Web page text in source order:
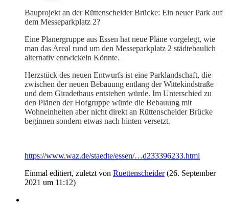
Bauprojekt an der Rüttenscheider Brücke: Ein neuer Park auf
dem Messeparkplatz 2?
Eine Planergruppe aus Essen hat neue Pläne vorgelegt, wie
man das Areal rund um den Messeparkplatz 2 städtebaulich
alternativ entwickeln Könnte.
Herzstück des neuen Entwurfs ist eine Parklandschaft, die
zwischen der neuen Bebauung entlang der Wittekindstraße
und dem Giradethaus entstehen würde. Im Unterschied zu
den Plänen der Hofgruppe würde die Bebauung mit
Wohneinheiten aber nicht direkt an Rüttenscheider Brücke
beginnen sondern etwas nach hinten versetzt.
https://www.waz.de/staedte/essen/…d233396233.html
Einmal editiert, zuletzt von Ruettenscheider(26. September
2021 um 11:12)